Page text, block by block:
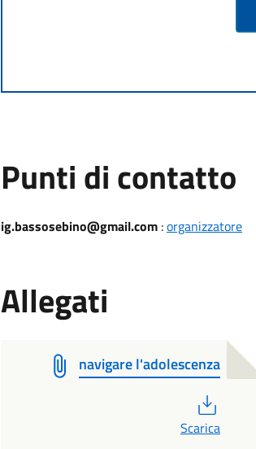
Punti di contatto
ig.bassosebino@gmail.com:organizzatore
Allegati
navigare l'adolescenza
Scarica